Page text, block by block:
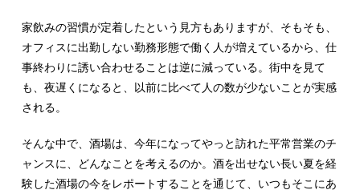
家飲みの習慣が定着したという見方もありますが、そもそも、
オフィスに出勤しない勤務形態で働く人が増えているから、仕
事終わりに誘い合わせることは逆に減っている。街中を見て
も、夜遅くになると、以前に比べて人の数が少ないことが実感
される。
そんな中で、酒場は、今年になってやっと訪れた平常営業のチ
ャンスに、どんなことを考えるのか。酒を出せない長い夏を経
験した酒場の今をレポートすることを通じて、いつもそこにあ